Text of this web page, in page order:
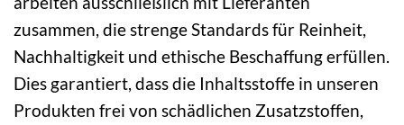
zusammen, die strenge Standards für Reinheit,
Nachhaltigkeit und ethische Beschaffung erfüllen.
Dies garantiert, dass die Inhaltsstoffe in unseren
Produkten frei von schädlichen Zusatzstoffen,